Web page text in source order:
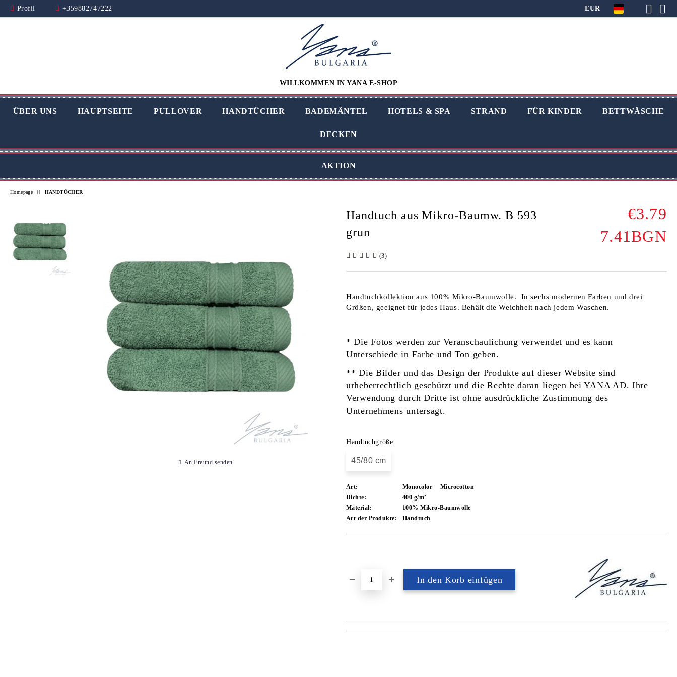
Profil +359882747222 EUR
WILLKOMMEN IN YANA E-SHOP
ÜBER UNS HAUPTSEITE PULLOVER HANDTÜCHER BADEMÄNTEL HOTELS & SPA STRAND FÜR KINDER BETTWÄSCHE
DECKEN
AKTION
Homepage HANDTÜCHER
Handtuch aus Mikro-Baumw. B 593
grun
€3.79
7.41BGN
(3)
Handtuchkollektion aus 100% Mikro-Baumwolle. In sechs modernen Farben und drei
Größen, geeignet für jedes Haus. Behält die Weichheit nach jedem Waschen.
* Die Fotos werden zur Veranschaulichung verwendet und es kann
Unterschiede in Farbe und Ton geben.
** Die Bilder und das Design der Produkte auf dieser Website sind
urheberrechtlich geschützt und die Rechte daran liegen bei YANA AD. Ihre
Verwendung durch Dritte ist ohne ausdrückliche Zustimmung des
Unternehmens untersagt.
Handtuchgröße:
45/80 cm
Art: Monocolor
Microcotton
Dichte:
400 g/m²
Material:
100% Mikro-Baumwolle
Art der Produkte:
Handtuch
An Freund senden